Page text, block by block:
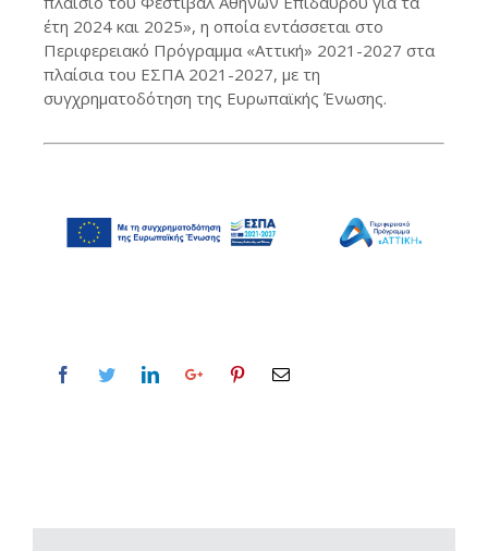
έτη 2024 και 2025», η οποία εντάσσεται στο
Περιφερειακό Πρόγραμμα «Αττική» 2021-2027 στα
πλαίσια του ΕΣΠΑ 2021-2027, με τη
συγχρηματοδότηση της Ευρωπαϊκής Ένωσης.